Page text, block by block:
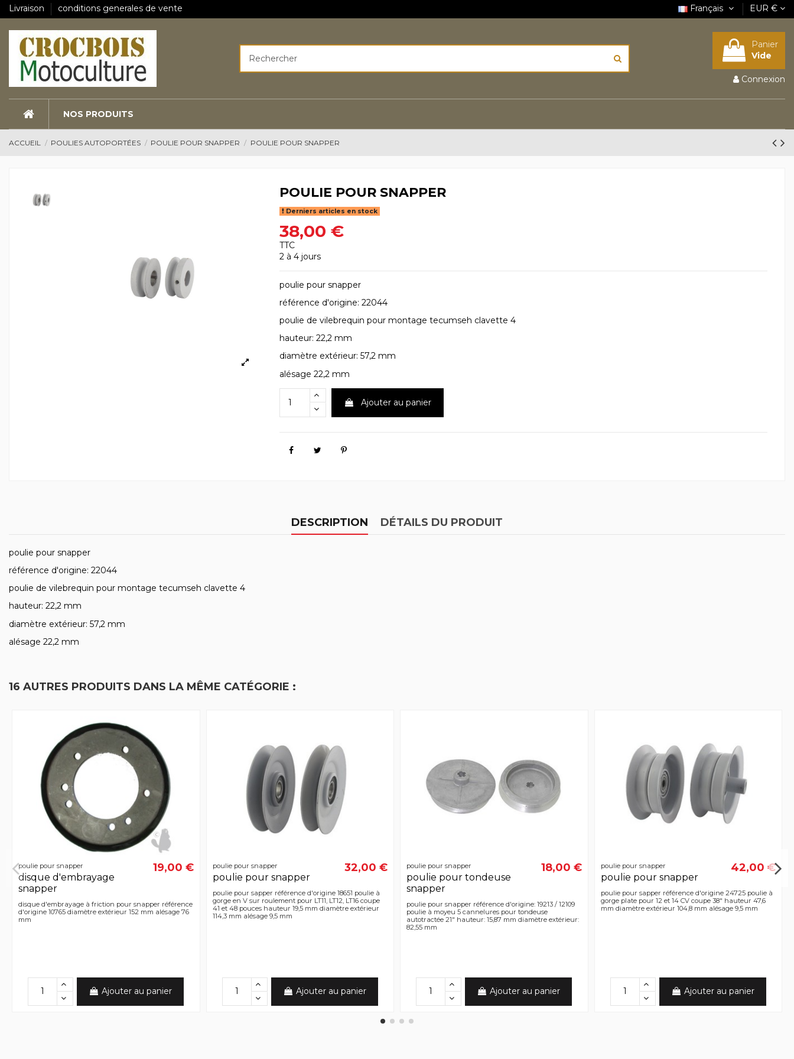
Livraison conditions generales de vente Français EUR €
Panier
Vide
Connexion
NOS PRODUITS
ACCUEIL POULIES AUTOPORTÉES POULIE POUR SNAPPER POULIE POUR SNAPPER
POULIE POUR SNAPPER
Derniers articles en stock
38,00 €
TTC
2 à 4 jours
poulie pour snapper
référence d'origine: 22044
poulie de vilebrequin pour montage tecumseh clavette 4
hauteur: 22,2 mm
diamètre extérieur: 57,2 mm
alésage 22,2 mm
Ajouter au panier
DESCRIPTION DÉTAILS DU PRODUIT
poulie pour snapper
référence d'origine: 22044
poulie de vilebrequin pour montage tecumseh clavette 4
hauteur: 22,2 mm
diamètre extérieur: 57,2 mm
alésage 22,2 mm
16 AUTRES PRODUITS DANS LA MÊME CATÉGORIE :
poulie pour snapper
disque d'embrayage
snapper
19,00 €
disque d'embrayage à friction pour snapper référence
d'origine 10765 diamètre extérieur 152 mm alésage 76
mm
Ajouter au panier
poulie pour snapper
poulie pour snapper
32,00 €
poulie pour sapper référence d'origine 18651 poulie à
gorge en V sur roulement pour LT11, LT12, LT16 coupe
41 et 48 pouces hauteur 19,5 mm diamètre extérieur
114,3 mm alésage 9,5 mm
Ajouter au panier
poulie pour snapper
poulie pour tondeuse
snapper
18,00 €
poulie pour snapper référence d'origine: 19213 / 12109
poulie à moyeu 5 cannelures pour tondeuse
autotractée 21" hauteur: 15,87 mm diamètre extérieur:
82,55 mm
Ajouter au panier
poulie pour snapper
poulie pour snapper
42,00 €
poulie pour sapper référence d'origine 24725 poulie à
gorge plate pour 12 et 14 CV coupe 38" hauteur 47,6
mm diamètre extérieur 104,8 mm alésage 9,5 mm
Ajouter au panier